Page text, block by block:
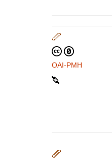
OAI-PMH